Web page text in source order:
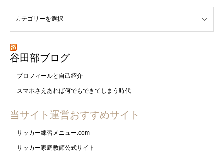
谷田部ブログ
プロフィールと自己紹介
スマホさえあれば何でもできてしまう時代
当サイト運営おすすめサイト
サッカー練習メニュー.com
サッカー家庭教師公式サイト